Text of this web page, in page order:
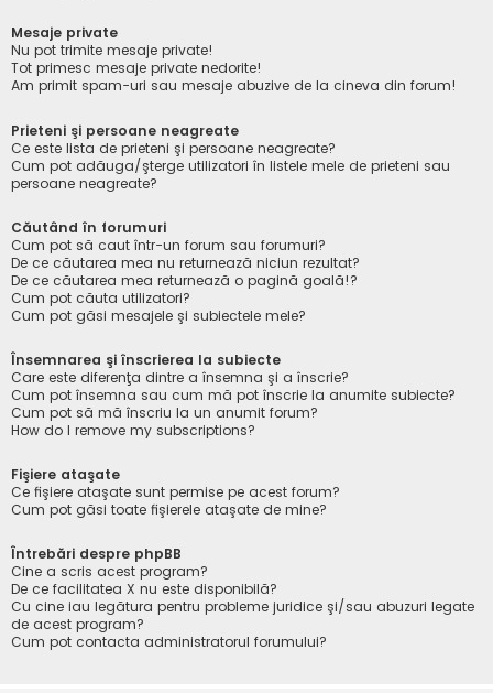
Mesaje private
Nu pot trimite mesaje private!
Tot primesc mesaje private nedorite!
Am primit spam-uri sau mesaje abuzive de la cineva din forum!
Prieteni şi persoane neagreate
Ce este lista de prieteni şi persoane neagreate?
Cum pot adăuga/şterge utilizatori în listele mele de prieteni sau
persoane neagreate?
Căutând în forumuri
Cum pot să caut într-un forum sau forumuri?
De ce căutarea mea nu returnează niciun rezultat?
De ce căutarea mea returnează o pagină goală!?
Cum pot căuta utilizatori?
Cum pot găsi mesajele şi subiectele mele?
Însemnarea şi înscrierea la subiecte
Care este diferenţa dintre a însemna şi a înscrie?
Cum pot însemna sau cum mă pot înscrie la anumite subiecte?
Cum pot să mă înscriu la un anumit forum?
How do I remove my subscriptions?
Fişiere ataşate
Ce fişiere ataşate sunt permise pe acest forum?
Cum pot găsi toate fişierele ataşate de mine?
Întrebări despre phpBB
Cine a scris acest program?
De ce facilitatea X nu este disponibilă?
Cu cine iau legătura pentru probleme juridice şi/sau abuzuri legate
de acest program?
Cum pot contacta administratorul forumului?